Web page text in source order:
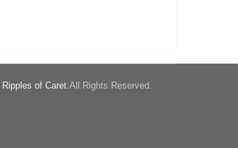
Ripples of Caret .All Rights Reserved.